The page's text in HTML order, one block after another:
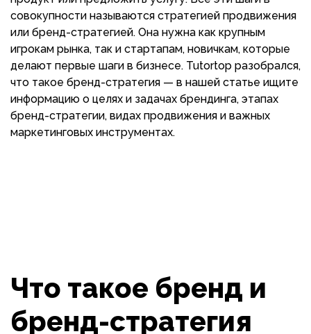
совокупности называются стратегией продвижения
или бренд-стратегией. Она нужна как крупным
игрокам рынка, так и стартапам, новичкам, которые
делают первые шаги в бизнесе. Tutortop разобрался,
что такое бренд-стратегия — в нашей статье ищите
информацию о целях и задачах брендинга, этапах
бренд-стратегии, видах продвижения и важных
маркетинговых инструментах.
Что такое бренд и
бренд-стратегия